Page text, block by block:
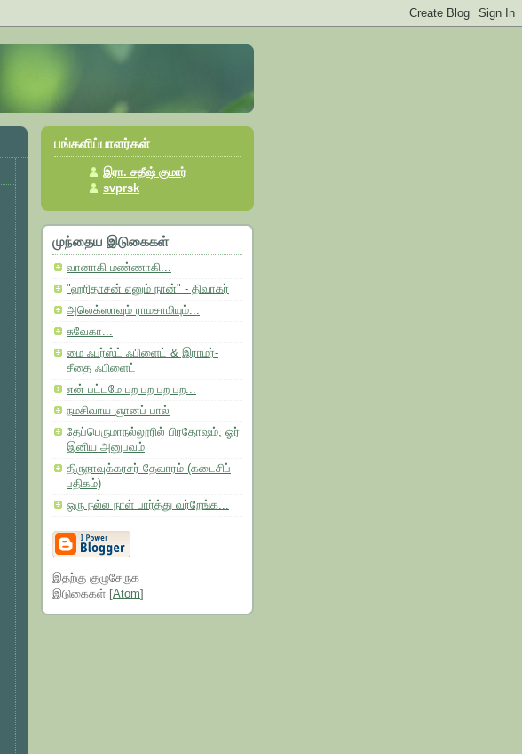
பங்களிப்பாளர்கள்
இரா. சதீஷ் குமார்
svprsk
முந்தைய இடுகைகள்
வானாகி மண்ணாகி...
"ஹரிதாசன் எனும் நான்" - திவாகர்
அலெக்ஸாவும் ராமசாமியும்...
சுவேகா...
மை ஃபர்ஸ்ட் ஃபிளைட் & இராமர்-
சீதை ஃபிளைட்
என் பட்டமே பற பற பற பற...
நமசிவாய ஞானப் பால்
தேப்பெருமாநல்லூரில் பிரதோஷம், ஓர்
இனிய அனுபவம்
திருநாவுக்கரசர் தேவாரம் (கடைசிப்
பதிகம்)
ஒரு நல்ல நாள் பார்த்து வர்றேங்க...
இதற்கு குழுசேருக
இடுகைகள் [Atom]